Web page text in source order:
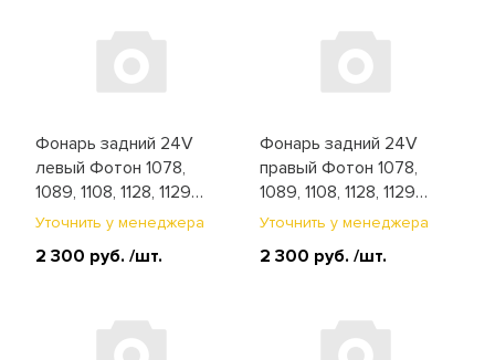
Фонарь задний 24V
левый Фотон 1078,
1089, 1108, 1128, 1129
(L0372010102A0)
Уточнить у менеджера
2 300 руб. /шт.
Фонарь задний 24V
правый Фотон 1078,
1089, 1108, 1128, 1129
(L0372010202A0)
Уточнить у менеджера
2 300 руб. /шт.